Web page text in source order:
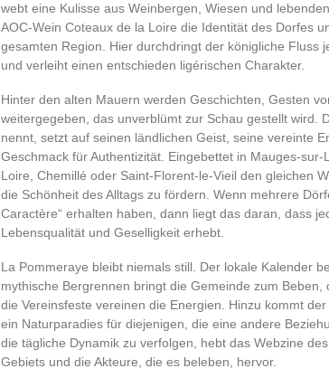
webt eine Kulisse aus Weinbergen, Wiesen und
AOC-Wein Coteaux de la Loire die Identität des Dorfes
gesamten Region. Hier durchdringt der königliche Fluss
und verleiht einen entschieden ligérischen Charakter.
Hinter den alten Mauern werden Geschichten, Gesten
weitergegeben, das unverblümt zur Schau gestellt wird.
nennt, setzt auf seinen ländlichen Geist, seine vereinte
Geschmack für Authentizität. Eingebettet in Mauges-
Loire, Chemillé oder Saint-Florent-le-Vieil den gleichen
die Schönheit des Alltags zu fördern. Wenn mehrere
Caractère“ erhalten haben, dann liegt das daran, dass
Lebensqualität und Geselligkeit erhebt.
La Pommeraye bleibt niemals still. Der lokale Kalender
mythische Bergrennen bringt die Gemeinde zum Beben,
die Vereinsfeste vereinen die Energien. Hinzu kommt
ein Naturparadies für diejenigen, die eine andere
die tägliche Dynamik zu verfolgen, hebt das Webzine
Gebiets und die Akteure, die es beleben, hervor.